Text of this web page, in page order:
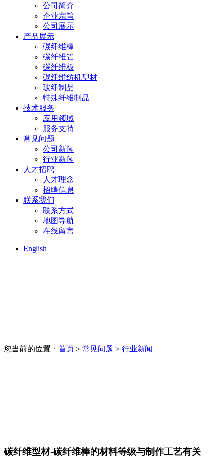
公司简介
企业宗旨
公司展示
产品展示
碳纤维棒
碳纤维管
碳纤维板
碳纤维纺机型材
玻纤制品
特殊纤维制品
技术服务
应用领域
服务支持
常见问题
公司新闻
行业新闻
人才招聘
人才理念
招聘信息
联系我们
联系方式
地图导航
在线留言
English
您当前的位置： 首页 > 常见问题 > 行业新闻
碳纤维型材-碳纤维棒的材料等级与制作工艺有关